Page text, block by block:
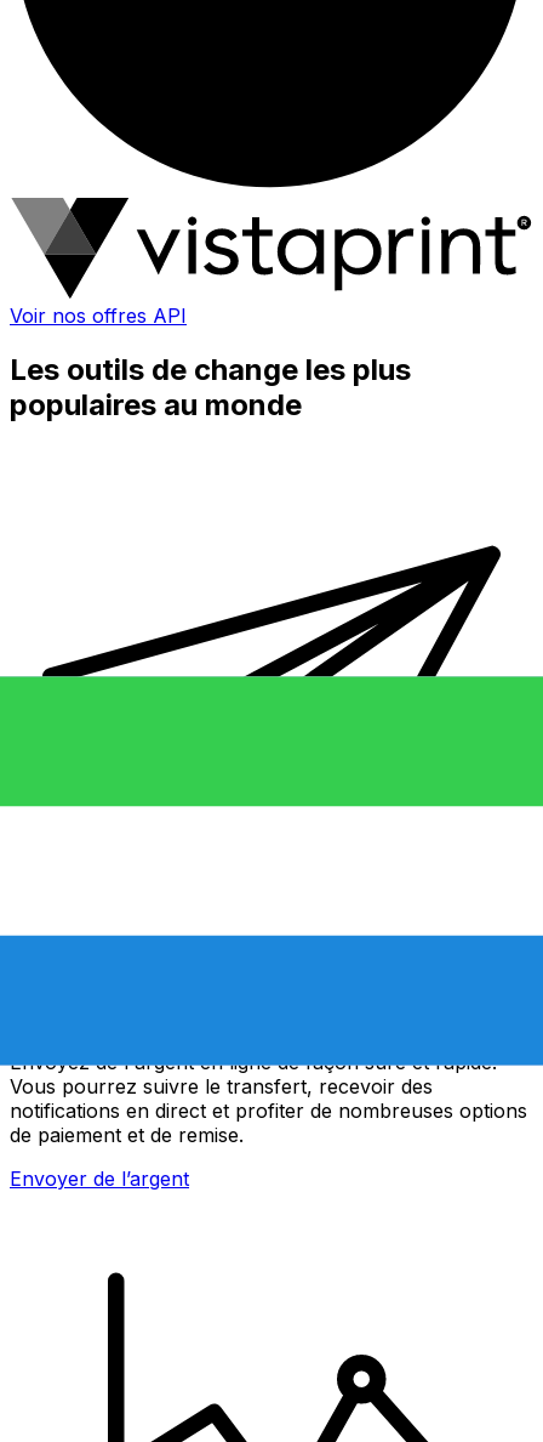
Voir nos offres API
Les outils de change les plus
populaires au monde
Envoyez de l'argent en ligne de façon sûre et rapide.
Vous pourrez suivre le transfert, recevoir des
notifications en direct et profiter de nombreuses options
de paiement et de remise.
Envoyer de l’argent